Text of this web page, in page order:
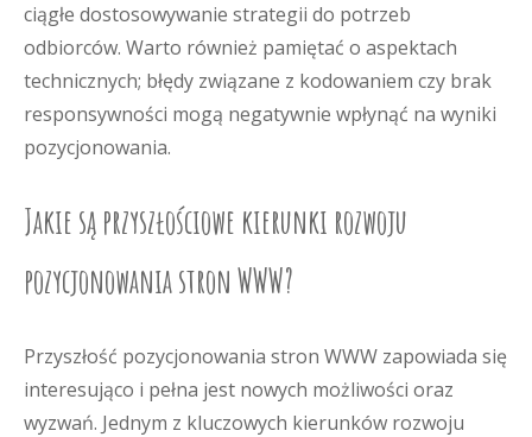
ciągłe dostosowywanie strategii do potrzeb
odbiorców. Warto również pamiętać o aspektach
technicznych; błędy związane z kodowaniem czy brak
responsywności mogą negatywnie wpłynąć na wyniki
pozycjonowania.
Jakie są przyszłościowe kierunki rozwoju
pozycjonowania stron WWW?
Przyszłość pozycjonowania stron WWW zapowiada się
interesująco i pełna jest nowych możliwości oraz
wyzwań. Jednym z kluczowych kierunków rozwoju